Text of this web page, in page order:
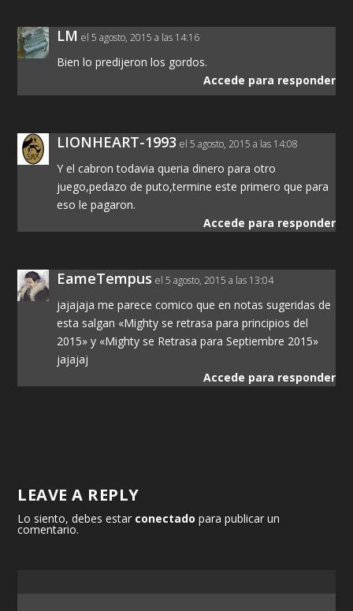
LM el 5 agosto, 2015 a las 14:16
Bien lo predijeron los gordos.
Accede para responder
LIONHEART-1993 el 5 agosto, 2015 a las 14:08
Y el cabron todavia queria dinero para otro
juego,pedazo de puto,termine este primero que para
eso le pagaron.
Accede para responder
EameTempus el 5 agosto, 2015 a las 13:04
jajajaja me parece comico que en notas sugeridas de
esta salgan «Mighty se retrasa para principios del
2015» y «Mighty se Retrasa para Septiembre 2015»
jajajaj
Accede para responder
LEAVE A REPLY
Lo siento, debes estar conectado para publicar un
comentario.